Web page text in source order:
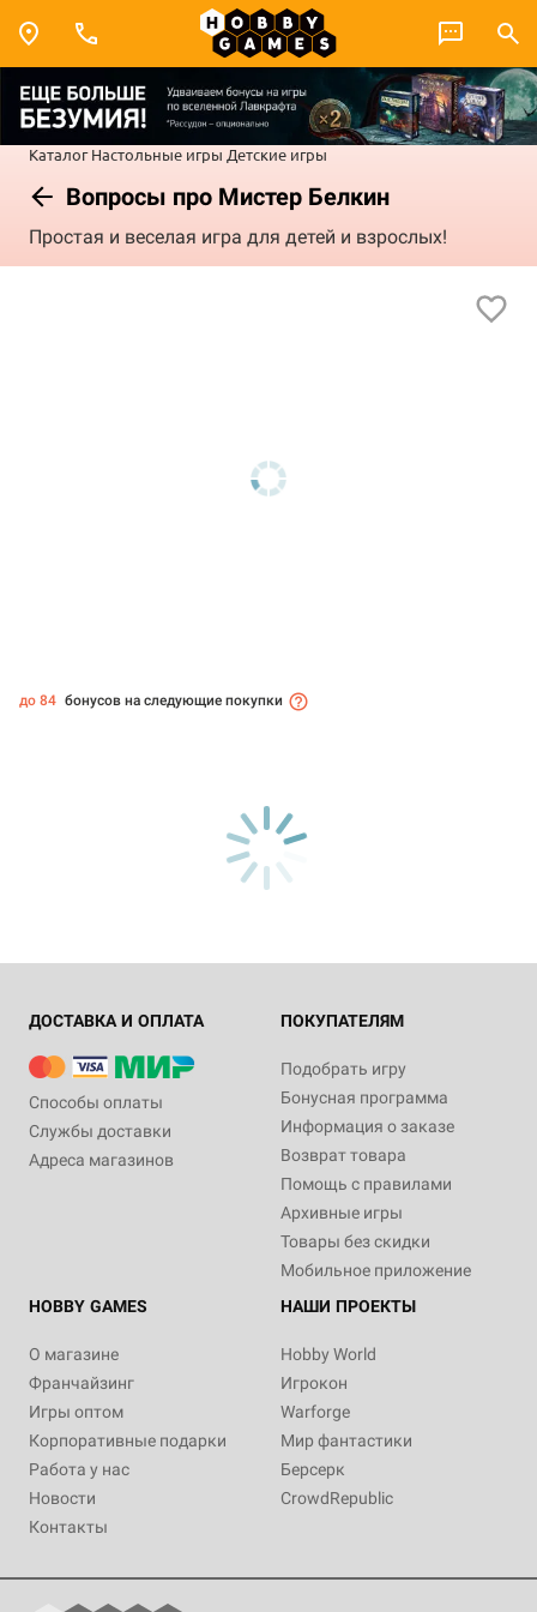
Каталог Настольные игры Детские игры
Вопросы про Мистер Белкин
Простая и веселая игра для детей и взрослых!
до 84 бонусов на следующие покупки
ДОСТАВКА И ОПЛАТА
Способы оплаты
Службы доставки
Адреса магазинов
ПОКУПАТЕЛЯМ
Подобрать игру
Бонусная программа
Информация о заказе
Возврат товара
Помощь с правилами
Архивные игры
Товары без скидки
Мобильное приложение
HOBBY GAMES
О магазине
Франчайзинг
Игры оптом
Корпоративные подарки
Работа у нас
Новости
Контакты
НАШИ ПРОЕКТЫ
Hobby World
Игрокон
Warforge
Мир фантастики
Берсерк
CrowdRepublic